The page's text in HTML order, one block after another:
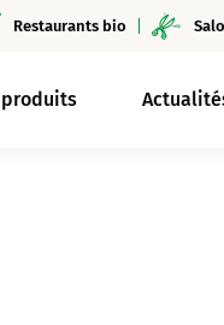
Restaurants bio
produits